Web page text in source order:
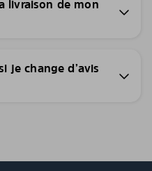
livraison de mon
je change d’avis